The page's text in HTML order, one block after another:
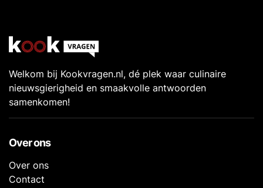
Welkom bij Kookvragen.nl, dé plek waar culinaire
nieuwsgierigheid en smaakvolle antwoorden
samenkomen!
Over ons
Over ons
Contact